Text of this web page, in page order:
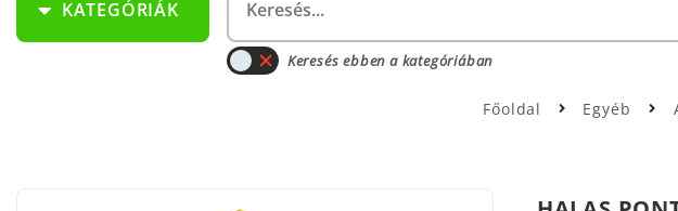
KATEGÓRIÁK
Keresés ebben a kategóriában
Főoldal Egyéb